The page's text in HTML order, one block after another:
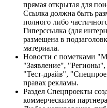
прямая открытая для
Ссылка должна быть
полного либо
Гиперссылка (для
размещена в
материала.
Новости с пометками
"Заявление",
"Тест-драйв",
правах рекламы.
Раздел Спецпроекты
коммерческими